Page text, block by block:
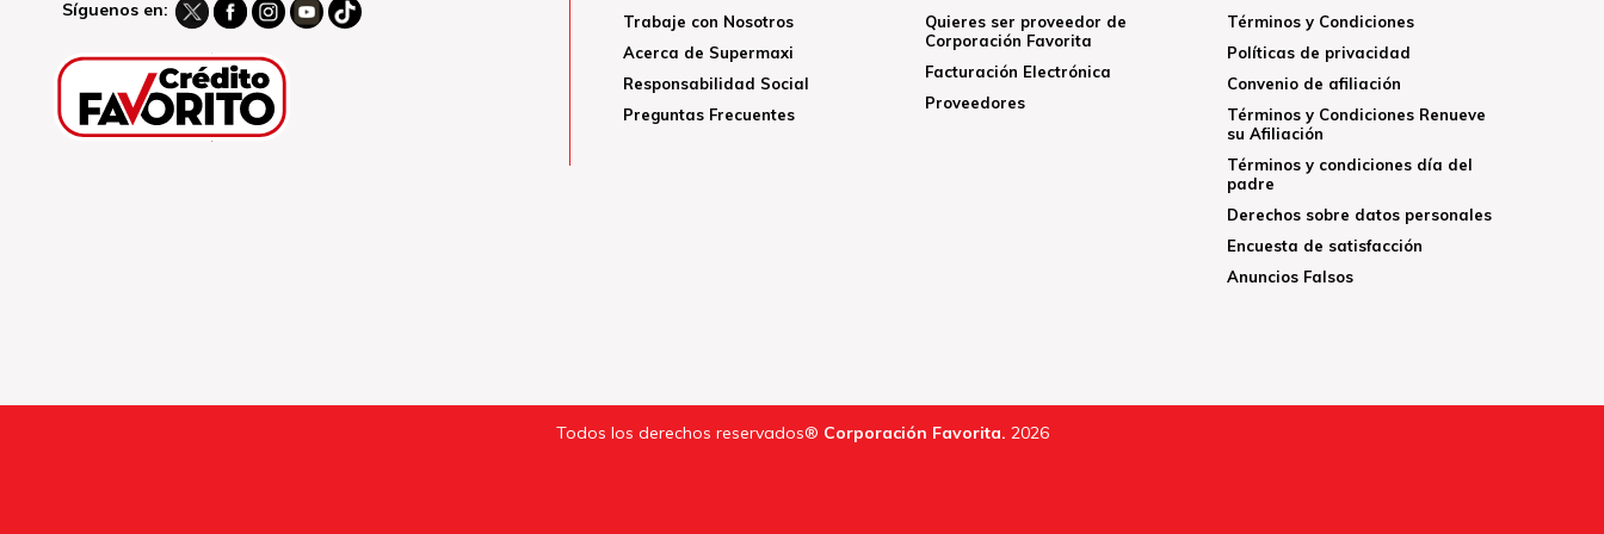
Síguenos en:
Trabaje con Nosotros
Acerca de Supermaxi
Responsabilidad Social
Preguntas Frecuentes
Quieres ser proveedor de
Corporación Favorita
Facturación Electrónica
Proveedores
Términos y Condiciones
Políticas de privacidad
Convenio de afiliación
Términos y Condiciones Renueve
su Afiliación
Términos y condiciones día del
padre
Derechos sobre datos personales
Encuesta de satisfacción
Anuncios Falsos
Todos los derechos reservados® Corporación Favorita. 2026